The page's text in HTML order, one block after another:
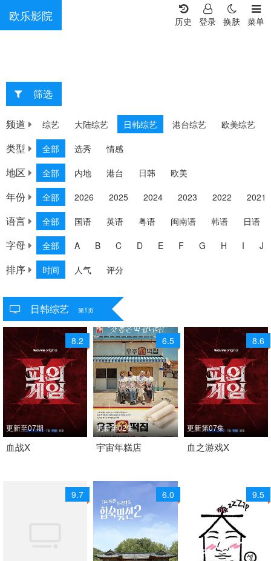
欧乐影院 菜单
换肤
登录
历史
筛选
频道 综艺 大陆综艺 日韩综艺 港台综艺 欧美综艺
类型 全部 选秀 情感
地区 全部 内地 港台 日韩 欧美
年份 全部 2026 2025 2024 2023 2022 2021
语言 全部 国语 英语 粤语 闽南语 韩语 日语
字母 全部 A B C D E F G H I J
排序 时间 人气 评分
日韩综艺 第1页
8.2
更新至07期
2026 / 韩国 / 韩语
血战X
6.5
更新第02集
2026 / 韩国 / 韩语
宇宙年糕店
8.6
更新第07集
2026 / 韩国 / 韩语
血之游戏X
9.7 6.0 9.5